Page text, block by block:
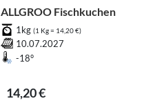
ALLGROO Fischkuchen
1kg (1 Kg = 14,20 €)
10.07.2027
-18°
14,20 €